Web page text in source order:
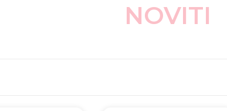
NOVITI